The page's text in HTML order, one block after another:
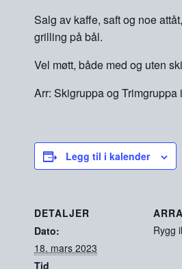
Salg av kaffe, saft og noe
grilling på bål.
Vel møtt, både med og uten
Arr: Skigruppa og Trimgruppa
Legg til i kalender
DETALJER
Dato:
18. mars 2023
Tid
Rygg il